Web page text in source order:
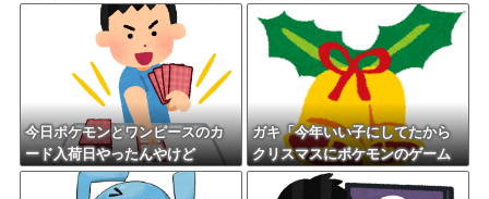
てる話をDLCで実装して大荒れ
今日ポケモンとワンピースのカ
ード入荷日やったんやけど
ガキ「今年いい子にしてたから
クリスマスにポケモンのゲーム
欲しい」←これ